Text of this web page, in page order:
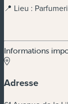
📍 Lieu :
Informations
Adresse